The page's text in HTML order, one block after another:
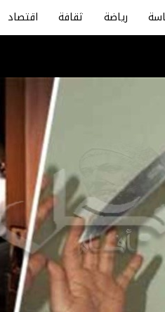
رياضة ثقافة اقتصاد